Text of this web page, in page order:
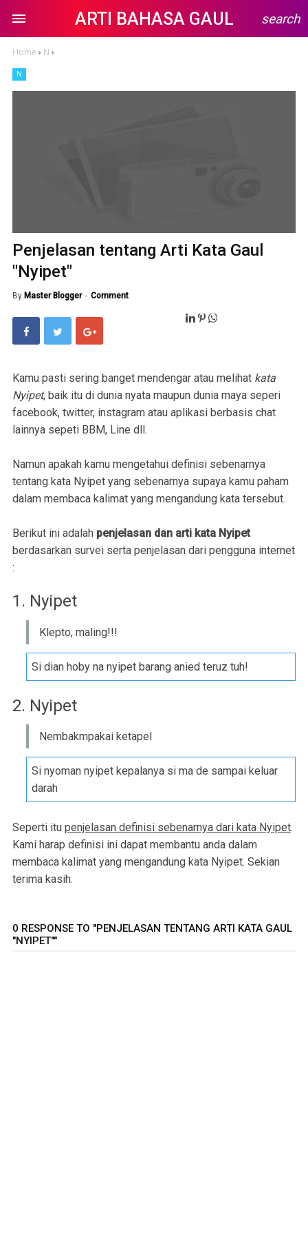
ARTI BAHASA GAUL search
Home › N ›
N
Penjelasan tentang Arti Kata Gaul
"Nyipet"
By Master Blogger Comment
Kamu pasti sering banget mendengar atau melihat kata
Nyipet, baik itu di dunia nyata maupun dunia maya seperi
facebook, twitter, instagram atau aplikasi berbasis chat
lainnya sepeti BBM, Line dll.
Namun apakah kamu mengetahui definisi sebenarnya
tentang kata Nyipet yang sebenarnya supaya kamu paham
dalam membaca kalimat yang mengandung kata tersebut.
Berikut ini adalah penjelasan dan arti kata Nyipet
berdasarkan survei serta penjelasan dari pengguna internet
:
1. Nyipet
Klepto, maling!!!
Si dian hoby na nyipet barang anied teruz tuh!
2. Nyipet
Nembakmpakai ketapel
Si nyoman nyipet kepalanya si ma de sampai keluar
darah
Seperti itu penjelasan definisi sebenarnya dari kata Nyipet.
Kami harap definisi ini dapat membantu anda dalam
membaca kalimat yang mengandung kata Nyipet. Sekian
terima kasih.
0 RESPONSE TO "PENJELASAN TENTANG ARTI KATA GAUL
"NYIPET""